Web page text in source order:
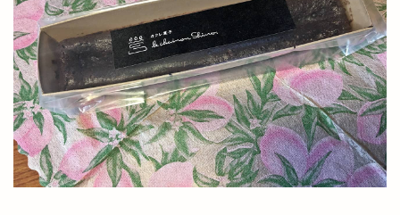
楽市カルビ
横浜家系ラーメン吉岡家
横田ふんわり市場
横田蔵市
歌舞伎の創始者
歌舞伎の始祖
歌舞伎踊り 正門
武内神社
武志山荘
歳末大抽選会
歴博
段ボールクラフト
毎月第1日曜
毛利元就
氏神様
気まぐれな
気学的人生設計
水族館
水木しげるロード
氷川神社